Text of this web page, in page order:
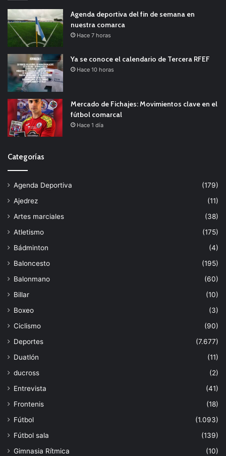
Agenda deportiva del fin de semana en
nuestra comarca
Hace 7 horas
Ya se conoce el calendario de Tercera RFEF
Hace 10 horas
Mercado de Fichajes: Movimientos clave en el
fútbol comarcal
Hace 1 día
Categorías
Agenda Deportiva
(179)
Ajedrez
(11)
Artes marciales
(38)
Atletismo
(175)
Bádminton
(4)
Baloncesto
(195)
Balonmano
(60)
Billar
(10)
Boxeo
(3)
Ciclismo
(90)
Deportes
(7.677)
Duatlón
(11)
ducross
(2)
Entrevista
(41)
Frontenis
(18)
Fútbol
(1.093)
Fútbol sala
(139)
Gimnasia Rítmica
(10)